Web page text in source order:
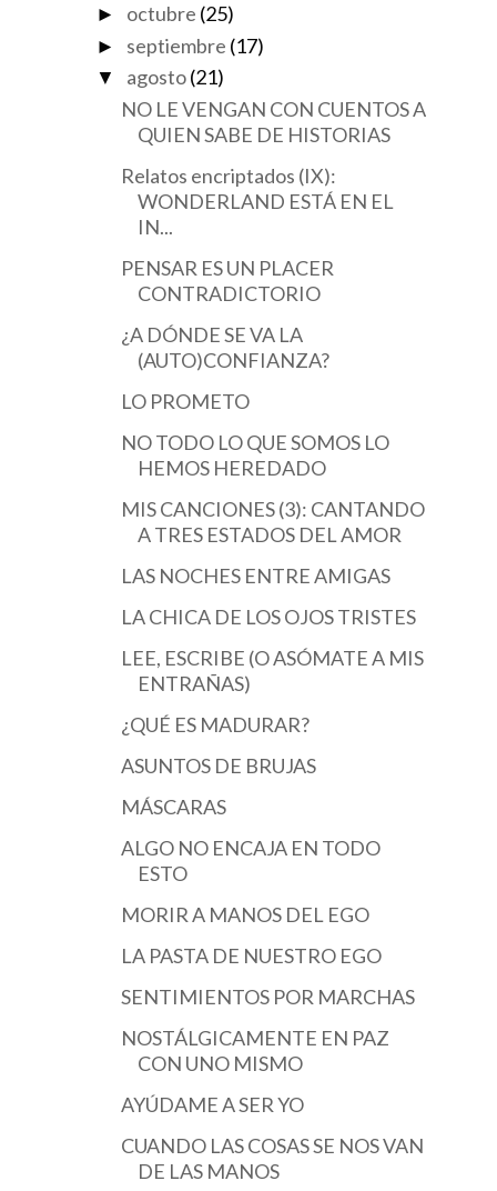
► octubre (25)
► septiembre (17)
▼ agosto (21)
NO LE VENGAN CON CUENTOS A
QUIEN SABE DE HISTORIAS
Relatos encriptados (IX):
WONDERLAND ESTÁ EN EL
IN...
PENSAR ES UN PLACER
CONTRADICTORIO
¿A DÓNDE SE VA LA
(AUTO)CONFIANZA?
LO PROMETO
NO TODO LO QUE SOMOS LO
HEMOS HEREDADO
MIS CANCIONES (3): CANTANDO
A TRES ESTADOS DEL AMOR
LAS NOCHES ENTRE AMIGAS
LA CHICA DE LOS OJOS TRISTES
LEE, ESCRIBE (O ASÓMATE A MIS
ENTRAÑAS)
¿QUÉ ES MADURAR?
ASUNTOS DE BRUJAS
MÁSCARAS
ALGO NO ENCAJA EN TODO
ESTO
MORIR A MANOS DEL EGO
LA PASTA DE NUESTRO EGO
SENTIMIENTOS POR MARCHAS
NOSTÁLGICAMENTE EN PAZ
CON UNO MISMO
AYÚDAME A SER YO
CUANDO LAS COSAS SE NOS VAN
DE LAS MANOS